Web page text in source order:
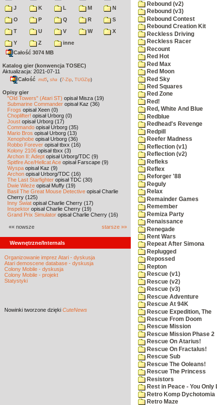
J
K L M
N
O
P Q R
S
T
U V W
X
Y
Z
inne
Całość 3074 MB
Katalog gier (konwencja TOSEC)
Aktualizacja: 2021-07-11
Całość md5 sha (7-Zip TUGZip)
Opisy gier
"Old Towers" (Atari ST) opisał Misza (19)
Submarine Commander opisał Kaz (36)
Frogs opisał Xeen (0)
Choplifter! opisał Urborg (0)
Joust opisał Urborg (17)
Commando opisał Urborg (35)
Mario Bros opisał Urborg (13)
Xenophobe opisał Urborg (36)
Robbo Forever opisał tbxx (16)
Kolony 2106 opisał tbxx (3)
Archon II: Adept opisał Urborg/TDC (9)
Spitfire Ace/Hellcat Ace opisał Farscape (9)
Wyspa opisał Kaz (9)
Archon opisał Urborg/TDC (16)
The Last Starfighter opisał TDC (30)
Dwie Wieże opisał Muffy (19)
Basil The Great Mouse Detective opisał Charlie
Cherry (125)
Inny Świat opisał Charlie Cherry (17)
Inspektor opisał Charlie Cherry (19)
Grand Prix Simulator opisał Charlie Cherry (16)
«« nowsze starsze »»
Wewnętrzne/Internals
Organizowanie imprez Atari - dyskusja
Atari demoscene database - dyskusja
Colony Mobile - dyskusja
Colony Mobile - projekt
Statystyki
Nowinki tworzone dzięki CuteNews
Rebound (v2)
Rebound (v3)
Rebound Contest
Rebound Creation Kit
Reckless Driving
Reckless Racer
Recount
Red Hot
Red Max
Red Moon
Red Sky
Red Squares
Red Zone
Red!
Red, White And Blue
Redblue
Redhead's Revenge
Redpill
Reefer Madness
Reflection (v1)
Reflection (v2)
Refleks
Reflex
Reforger '88
Reguly
Relax
Remainder Games
Remember
Remiza Party
Renaissance
Renegade
Rent Wars
Repeat After Simona
Replugged
Repossed
Repton
Rescue (v1)
Rescue (v2)
Rescue (v3)
Rescue Adventure
Rescue At 94K
Rescue Expedition, The
Rescue From Doom
Rescue Mission
Rescue Mission Phase 2
Rescue On Atarius!
Rescue On Fractalus!
Rescue Sub
Rescue The Ooleans!
Rescue The Princess
Resistors
Rest in Peace - You Only
Retro Komp Dychotomia
Retro Maze